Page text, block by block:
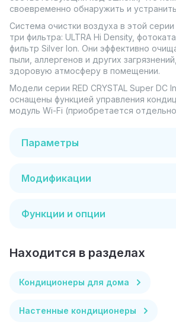
своевременно обнаружить и
Система очистки воздуха в этой
три фильтра: ULTRA Hi Density,
фильтр Silver Ion. Они эффективно
пыли, аллергенов и других
здоровую атмосферу в помещении.
Модели серии RED CRYSTAL Super DC
оснащены функцией управления
модуль Wi-Fi (приобретается
Параметры
Модификации
Функции и опции
Находится в разделах
Кондиционеры для дома
Настенные кондиционеры